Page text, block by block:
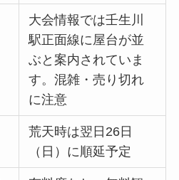
大会情報では壬生川
駅正面線に屋台が並
ぶと案内されていま
す。混雑・売り切れ
に注意
荒天時は翌日26日
（日）に順延予定